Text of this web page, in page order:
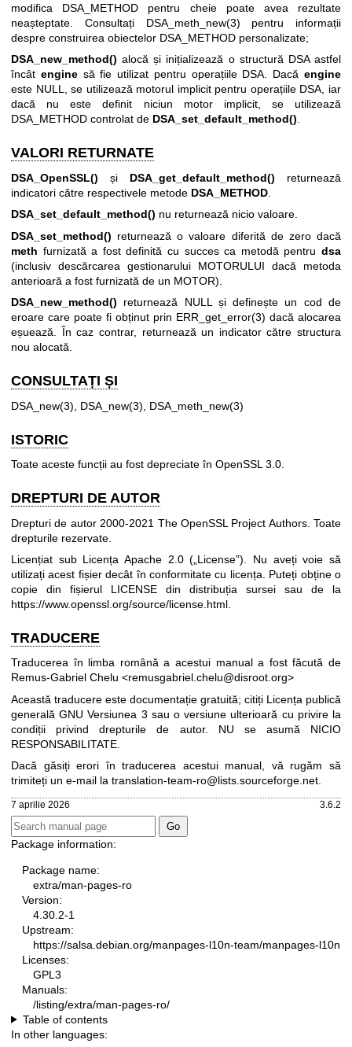
modifica DSA_METHOD pentru cheie poate avea rezultate
neașteptate. Consultați DSA_meth_new(3) pentru informații
despre construirea obiectelor DSA_METHOD personalizate;
DSA_new_method() alocă și inițializează o structură DSA astfel
încât enginesă fie utilizat pentru operațiile DSA. Dacăengine
este NULL, se utilizează motorul implicit pentru operațiile DSA, iar
dacă nu este definit niciun motor implicit, se utilizează
DSA_METHOD controlat de DSA_set_default_method().
VALORI RETURNATE
DSA_OpenSSL() și DSA_get_default_method() returnează
indicatori către respectivele metode DSA_METHOD
DSA_set_default_method() nu returnează nicio valoare.
DSA_set_method() returnează o valoare diferită de zero dacă
meth furnizată a fost definită cu succes ca metodă pentru dsa
(inclusiv descărcarea gestionarului MOTORULUI dacă metoda
anterioară a fost furnizată de un MOTOR).
DSA_new_method() returnează NULL și definește un cod de
eroare care poate fi obținut prin ERR_get_error(3) dacă alocarea
eșuează. În caz contrar, returnează un indicator către structura
nou alocată.
CONSULTAȚI ȘI
DSA_new(3) DSA_new(3) DSA_meth_new(3)
ISTORIC
Toate aceste funcții au fost depreciate în OpenSSL 3.0.
DREPTURI DE AUTOR
Drepturi de autor 2000-2021 The OpenSSL Project Authors. Toate
drepturile rezervate.
Licențiat sub Licența Apache 2.0 („License”). Nu aveți voie să
utilizați acest fișier decât în conformitate cu licența. Puteți obține o
copie din fișierul LICENSE din distribuția sursei sau de la
https://www.openssl.org/source/license.html
TRADUCERE
Traducerea în limba română a acestui manual a fost făcută de
Remus-Gabriel Chelu <remusgabriel.chelu@disroot.org>
Această traducere este documentație gratuită; citiți Licența publică
generală GNU Versiunea 3 sau o versiune ulterioară cu privire la
condiții privind drepturile de autor. NU se asumă NICIO
RESPONSABILITATE.
Dacă găsiți erori în traducerea acestui manual, vă rugăm să
trimiteți un e-mail la translation-team-ro@lists.sourceforge.net
7 aprilie 2026 3.6.2
Package information:
Package name:
extra/man-pages-ro
Version:
4.30.2-1
Upstream:
https://salsa.debian.org/manpages-l10n-team/manpages-l10n
Licenses:
GPL3
Manuals:
/listing/extra/man-pages-ro/
Table of contents
In other languages: